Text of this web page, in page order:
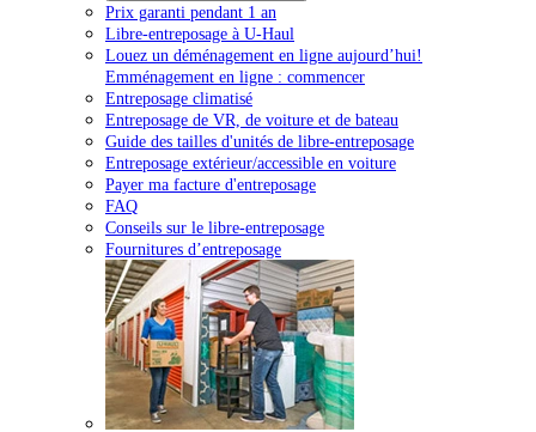
Prix garanti pendant 1 an
Libre-entreposage à U-Haul
Louez un déménagement en ligne aujourd’hui!
Emménagement en ligne : commencer
Entreposage climatisé
Entreposage de VR, de voiture et de bateau
Guide des tailles d'unités de libre-entreposage
Entreposage extérieur/accessible en voiture
Payer ma facture d'entreposage
FAQ
Conseils sur le libre-entreposage
Fournitures d’entreposage